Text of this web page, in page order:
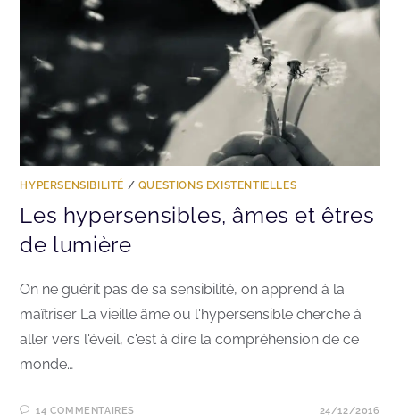
HYPERSENSIBILITÉ / QUESTIONS EXISTENTIELLES
Les hypersensibles, âmes et êtres
de lumière
On ne guérit pas de sa sensibilité, on apprend à la
maîtriser La vieille âme ou l'hypersensible cherche à
aller vers l'éveil, c'est à dire la compréhension de ce
monde…
14 COMMENTAIRES 24/12/2016